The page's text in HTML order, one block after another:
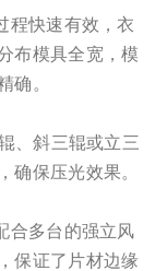
程快速有效，衣
布模具全宽，模
确。
、斜三辊或立三
确保压光效果。
合多台的强立风
保证了片材边缘